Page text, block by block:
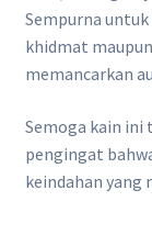
Sempurna
khidmat
memancarkan
Semoga kain ini
pengingat
keindahan yang